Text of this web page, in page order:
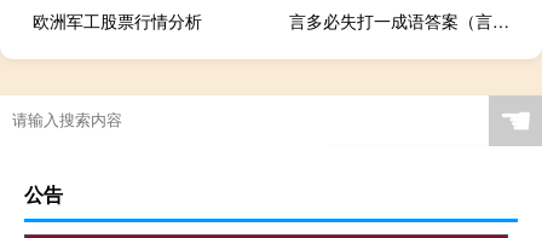
欧洲军工股票行情分析 言多必失打一成语答案（言多必失打一成语）
☚
公告